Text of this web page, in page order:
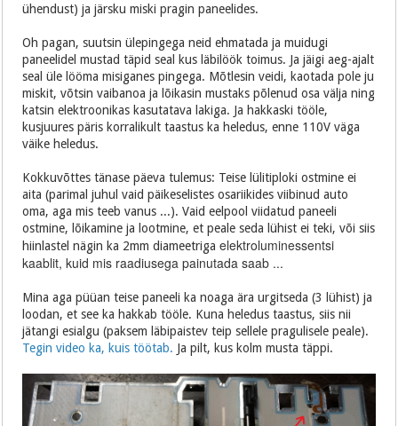
ühendust) ja järsku miski pragin paneelides.
Oh pagan, suutsin ülepingega neid ehmatada ja muidugi
paneelidel mustad täpid seal kus läbilöök toimus. Ja jäigi aeg-ajalt
seal üle lööma misiganes pingega. Mõtlesin veidi, kaotada pole ju
miskit, võtsin vaibanoa ja lõikasin mustaks põlenud osa välja ning
katsin elektroonikas kasutatava lakiga. Ja hakkaski tööle,
kusjuures päris korralikult taastus ka heledus, enne 110V väga
väike heledus.
Kokkuvõttes tänase päeva tulemus: Teise lülitiploki ostmine ei
aita (parimal juhul vaid päikeselistes osariikides viibinud auto
oma, aga mis teeb vanus ...). Vaid eelpool viidatud paneeli
ostmine, lõikamine ja lootmine, et peale seda lühist ei teki, või siis
hiinlastel nägin ka 2mm diameetrigaelektroluminessentsi
kaablit, kuid mis raadiusega painutada saab ...
Mina aga püüan teise paneeli ka noaga ära urgitseda (3 lühist) ja
loodan, et see ka hakkab tööle. Kuna heledus taastus, siis nii
jätangi esialgu (paksem läbipaistev teip sellele pragulisele peale).
Tegin video ka, kuis töötab. Ja pilt, kus kolm musta täppi.